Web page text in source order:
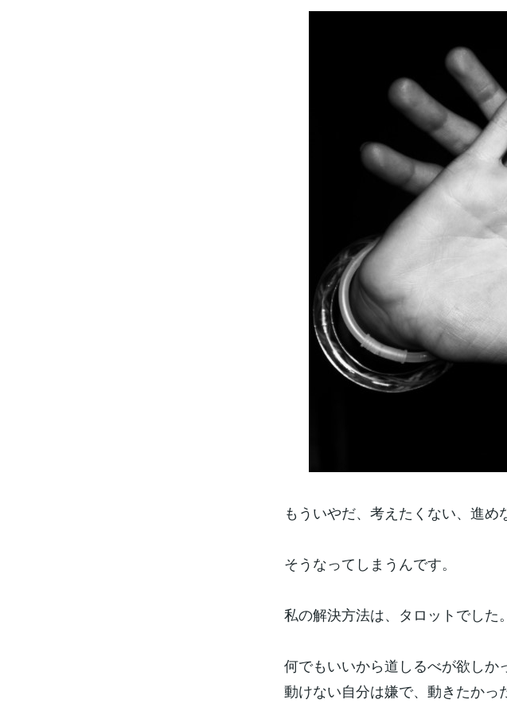
もういやだ、考えたくない、進め
そうなってしまうんです。
私の解決方法は、タロットでした。
何でもいいから道しるべが欲しか
動けない自分は嫌で、動きたかっ